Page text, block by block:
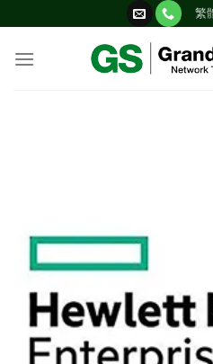
content
繁